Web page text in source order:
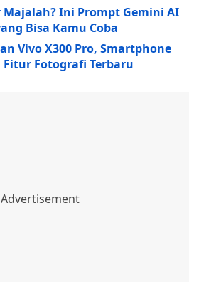
Majalah? Ini Prompt Gemini AI
Bisa Kamu Coba
Vivo X300 Pro, Smartphone
Fotografi Terbaru